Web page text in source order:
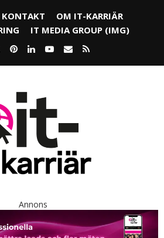
KONTAKT
OM IT-KARRIÄR
IT MEDIA GROUP (IMG)
Annons